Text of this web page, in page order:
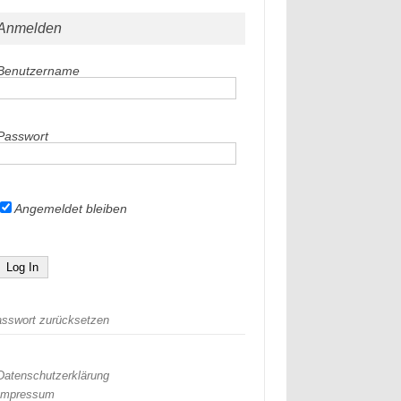
Angemeldet bleiben
zurücksetzen